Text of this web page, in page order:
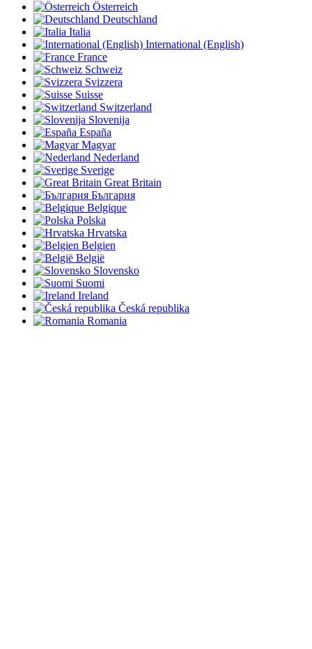
Österreich
Deutschland
Italia
International (English)
France
Schweiz
Svizzera
Suisse
Switzerland
Slovenija
España
Magyar
Nederland
Sverige
Great Britain
България
Belgique
Polska
Hrvatska
Belgien
België
Slovensko
Suomi
Ireland
Česká republika
Romania